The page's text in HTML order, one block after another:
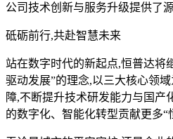
公司技术创新与服务升级提供了
砥砺前行,共赴智慧未来
站在数字时代的新起点,恒普达将
驱动发展”的理念,以三大核心领
障,不断提升技术研发能力与国产
的数字化、智能化转型贡献更多“